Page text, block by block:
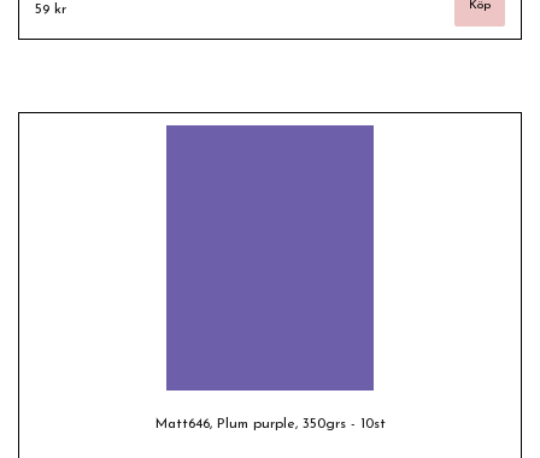
59 kr
Matt646, Plum purple, 350grs - 10st